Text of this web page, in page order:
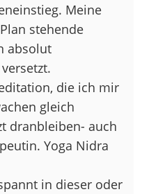
Meine
stehende
absolut
die ich mir
gleich
dranbleiben- auch
Yoga Nidra
in dieser oder